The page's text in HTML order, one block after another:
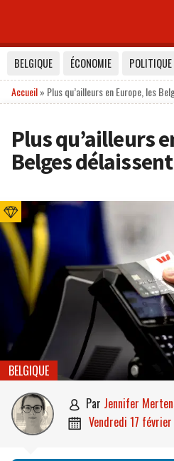
BELGIQUE ÉCONOMIE POLITIQUE
Accueil» Plus qu’ailleurs en Europe, les
Plus qu’ailleurs
Belges
BELGIQUE
 par Jennifer
 vendredi 17